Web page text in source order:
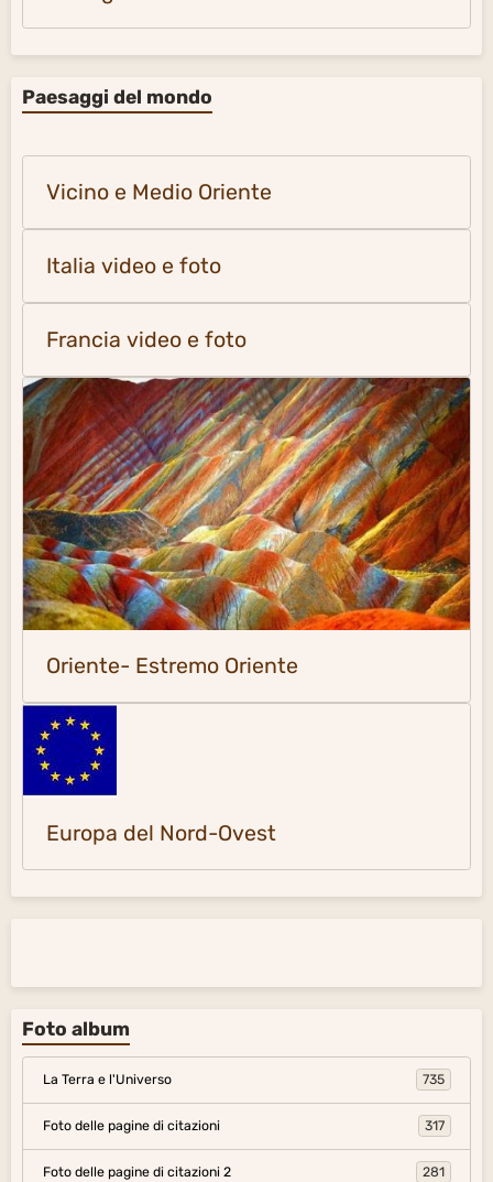
Paesaggi del mondo
Vicino e Medio Oriente
Italia video e foto
Francia video e foto
Oriente- Estremo Oriente
Europa del Nord-Ovest
Foto album
La Terra e l'Universo 735
Foto delle pagine di citazioni 317
Foto delle pagine di citazioni 2 281